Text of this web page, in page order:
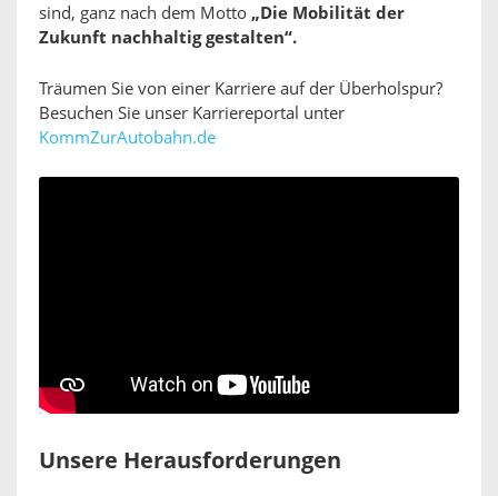
sind, ganz nach dem Motto „Die Mobilität der
Zukunft nachhaltig gestalten“.
Träumen Sie von einer Karriere auf der Überholspur?
Besuchen Sie unser Karriereportal unter
KommZurAutobahn.de
Unsere Herausforderungen